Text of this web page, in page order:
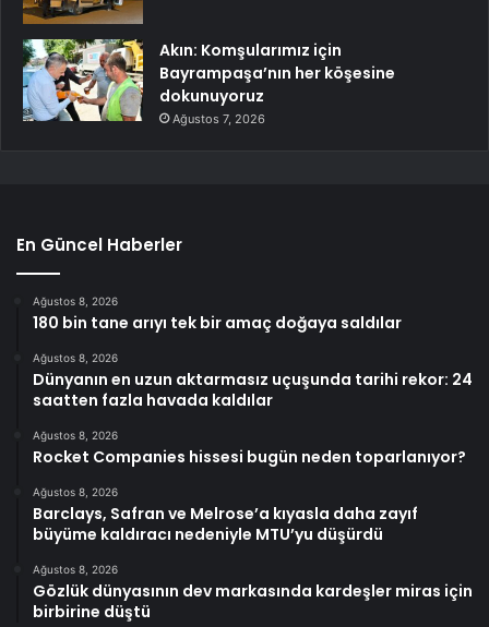
Akın: Komşularımız için
Bayrampaşa’nın her köşesine
dokunuyoruz
Ağustos 7, 2026
En Güncel Haberler
Ağustos 8, 2026
180 bin tane arıyı tek bir amaç doğaya saldılar
Ağustos 8, 2026
Dünyanın en uzun aktarmasız uçuşunda tarihi rekor: 24
saatten fazla havada kaldılar
Ağustos 8, 2026
Rocket Companies hissesi bugün neden toparlanıyor?
Ağustos 8, 2026
Barclays, Safran ve Melrose’a kıyasla daha zayıf
büyüme kaldıracı nedeniyle MTU’yu düşürdü
Ağustos 8, 2026
Gözlük dünyasının dev markasında kardeşler miras için
birbirine düştü